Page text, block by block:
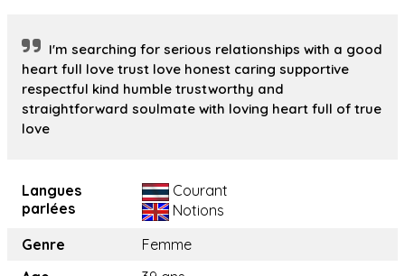
I'm searching for serious relationships with a good
heart full love trust love honest caring supportive
respectful kind humble trustworthy and
straightforward soulmate with loving heart full of true
love
Langues
parlées
Courant
Notions
Genre
Femme